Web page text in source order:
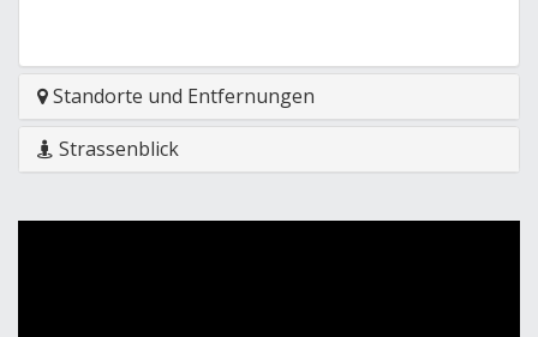
Standorte und Entfernungen
Strassenblick